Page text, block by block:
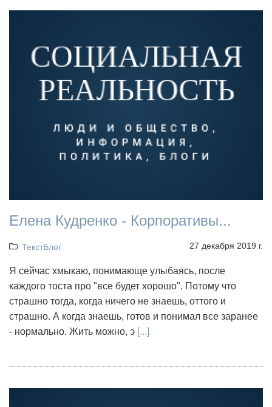
Елена Кудренко - Корпоративы...
ТекстБлог 27 декабря 2019 г.
Я сейчас хмыкаю, понимающе улыбаясь, после
каждого тоста про "все будет хорошо". Потому что
страшно тогда, когда ничего не знаешь, оттого и
страшно. А когда знаешь, готов и понимал все заранее
- нормально. Жить можно, э [...]